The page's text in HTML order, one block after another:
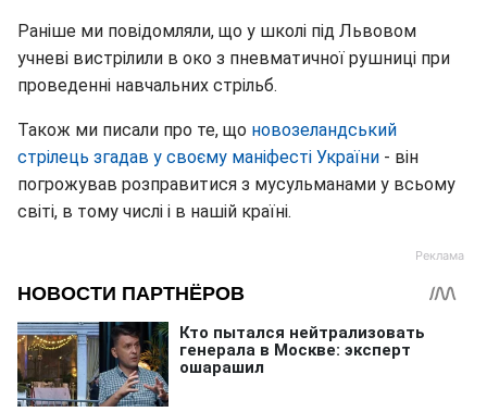
Раніше ми повідомляли, що у школі під Львовом
учневі вистрілили в око з пневматичної рушниці при
проведенні навчальних стрільб.
Також ми писали про те, що новозеландський
стрілець згадав у своєму маніфесті України - він
погрожував розправитися з мусульманами у всьому
світі, в тому числі і в нашій країні.